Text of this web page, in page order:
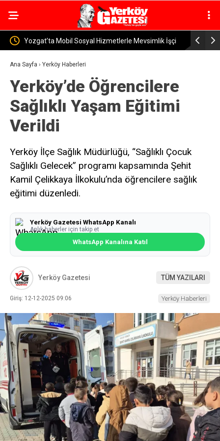
Mevsimlik İşçi Yerköy İlçe Sağlık Müdürü Dr. Candaş Tan’dan
Emzirme Haftası Mesajı: “Bir Damla Anne Sütü,
Ömür Sağlık”
Ana Sayfa › Yerköy Haberleri
Yerköy’de Öğrencilere
Sağlıklı Yaşam Eğitimi
Verildi
Yerköy İlçe Sağlık Müdürlüğü, “Sağlıklı Çocuk
Sağlıklı Gelecek” programı kapsamında Şehit
Kamil Çelikkaya İlkokulu’nda öğrencilere sağlık
eğitimi düzenledi.
Yerköy Gazetesi WhatsApp Kanalı
Anlık haberler için takip et
WhatsApp Kanalına Katıl
Yerköy Gazetesi TÜM YAZILARI
Giriş: 12-12-2025 09:06 Yerköy Haberleri